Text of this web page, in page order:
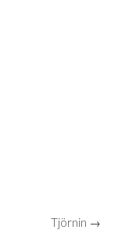
Tjörnin →